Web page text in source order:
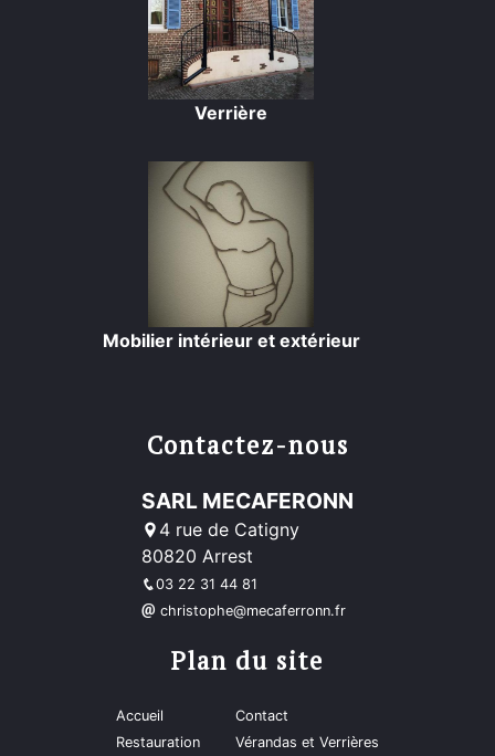
Verrière
Mobilier intérieur et extérieur
Contactez-nous
SARL MECAFERONN
4 rue de Catigny
80820 Arrest
03 22 31 44 81
christophe@mecaferronn.fr
Plan du site
Accueil
Restauration
Contact
Vérandas et Verrières